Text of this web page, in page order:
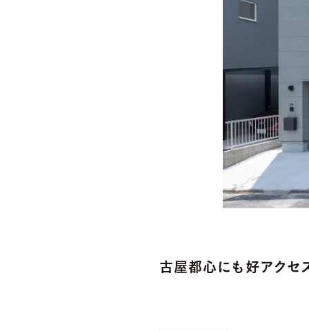
名古屋都心にも好アク